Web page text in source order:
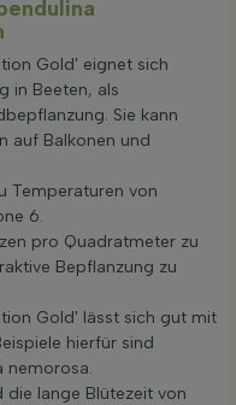
Gold' eignet sich
in Beeten, als
Sie kann
auf Balkonen und
Temperaturen von
6.
pro Quadratmeter zu
Bepflanzung zu
Gold' lässt sich gut mit
hierfür sind
nemorosa.
die lange Blütezeit von